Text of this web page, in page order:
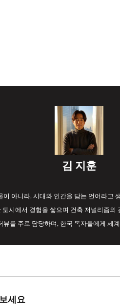
김 지훈
이 아니라, 시대와 인간을 담는 언어라고
도시에서 경험을 쌓으며 건축 저널리즘의
뷰를 주로 담당하며, 한국 독자들에게 세
세요